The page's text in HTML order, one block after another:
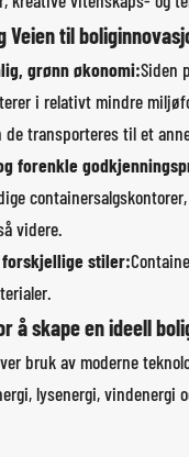
Veien til
grønn økonomi:Siden
i relativt mindre
transporteres til et
forenkle
videre.
stiler:
å skape en ideell
bruk av moderne
lysenergi,